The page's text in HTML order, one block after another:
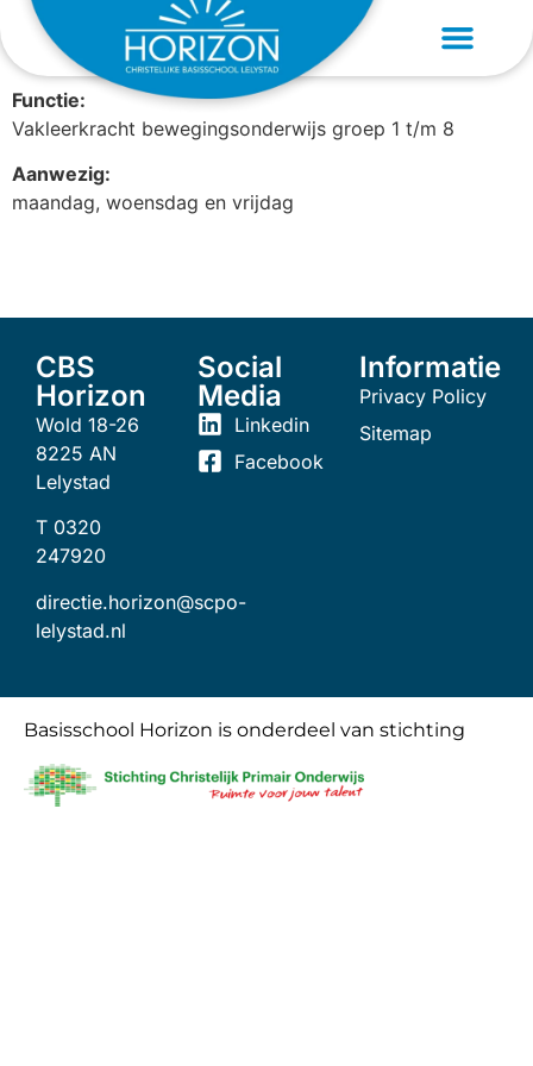
Marnick Pielage
Functie:
Vakleerkracht bewegingsonderwijs groep 1 t/m 8
Aanwezig:
maandag, woensdag en vrijdag
CBS
Horizon
Wold 18-26
8225 AN
Lelystad
T 0320
247920
directie.horizon@scpo-
lelystad.nl
Social
Media
Linkedin
Facebook
Informatie
Privacy Policy
Sitemap
Basisschool Horizon is onderdeel van stichting